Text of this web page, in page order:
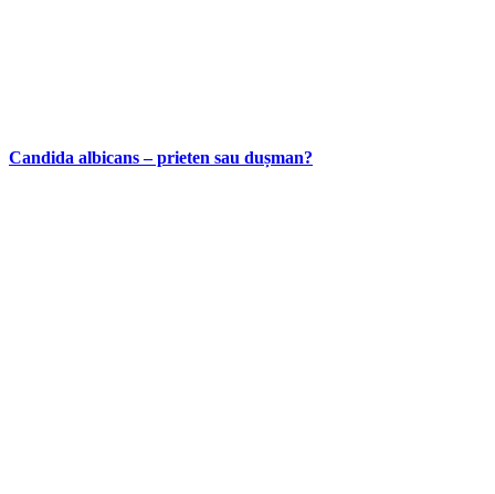
Candida albicans – prieten sau dușman?